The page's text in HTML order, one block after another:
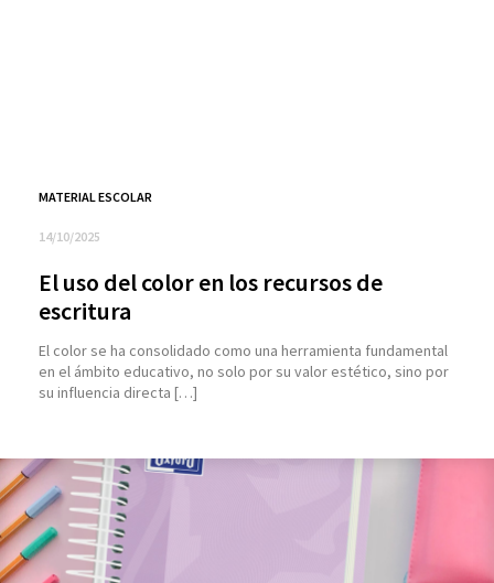
MATERIAL ESCOLAR
14/10/2025
El uso del color en los recursos de
escritura
El color se ha consolidado como una herramienta fundamental
en el ámbito educativo, no solo por su valor estético, sino por
su influencia directa […]